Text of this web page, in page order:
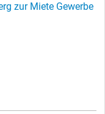
zur Miete Gewerbe